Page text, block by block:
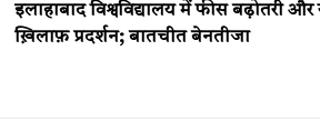
इलाहाबाद विश्वविद्यालय में फीस बढ़ोतरी
ख़िलाफ़ प्रदर्शन; बातचीत बेनतीजा